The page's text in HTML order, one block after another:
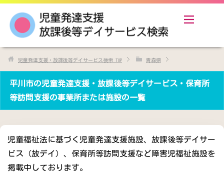
児童発達支援・放課後等デイサービス検索 TOP 青森県
平川市の児童発達支援・放課後等デイサービス・保育所
等訪問支援の事業所または施設の一覧
児童福祉法に基づく児童発達支援施設、放課後等デイサー
ビス（放デイ）、保育所等訪問支援など障害児福祉施設を
掲載中しております。